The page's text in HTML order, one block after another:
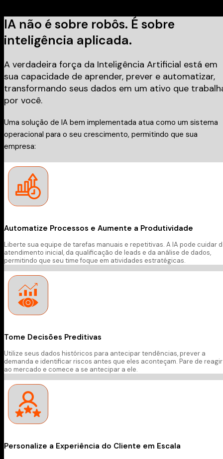
IA não é sobre robôs. É sobre
inteligência aplicada.
A verdadeira força da Inteligência Artificial está em
sua capacidade de aprender, prever e automatizar,
transformando seus dados em um ativo que
por você.
Uma solução de IA bem implementada atua como um sistema
operacional para o seu crescimento, permitindo que sua
empresa:
Automatize Processos e Aumente a Produtividade
Liberte sua equipe de tarefas manuais e repetitivas. A IA pode cuidar
atendimento inicial, da qualificação de leads e da análise de dados,
permitindo que seu time foque em atividades estratégicas.
Tome Decisões Preditivas
Utilize seus dados históricos para antecipar tendências, prever a
demanda e identificar riscos antes que eles aconteçam. Pare de reagir
ao mercado e comece a se antecipar a ele.
Personalize a Experiência do Cliente em Escala